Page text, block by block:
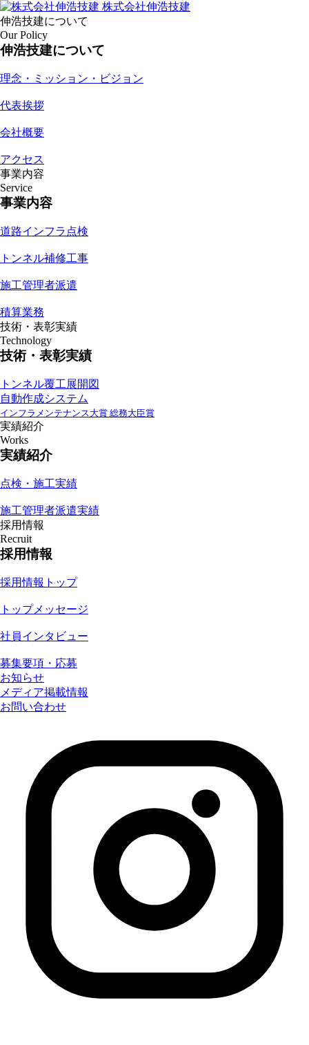
株式会社伸浩技建
伸浩技建について
Our Policy
伸浩技建について
理念・ミッション・ビジョン
代表挨拶
会社概要
アクセス
事業内容
Service
事業内容
道路インフラ点検
トンネル補修工事
施工管理者派遣
積算業務
技術・表彰実績
Technology
技術・表彰実績
トンネル覆工展開図
自動作成システム
インフラメンテナンス大賞 総務大臣賞
実績紹介
Works
実績紹介
点検・施工実績
施工管理者派遣実績
採用情報
Recruit
採用情報
採用情報トップ
トップメッセージ
社員インタビュー
募集要項・応募
お知らせ
メディア掲載情報
お問い合わせ